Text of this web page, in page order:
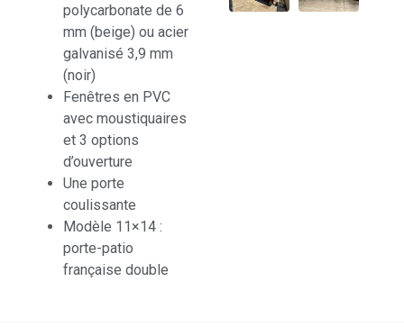
polycarbonate de 6
mm (beige) ou acier
galvanisé 3,9 mm
(noir)
Fenêtres en PVC
avec moustiquaires
et 3 options
d’ouverture
Une porte
coulissante
Modèle 11×14 :
porte-patio
française double